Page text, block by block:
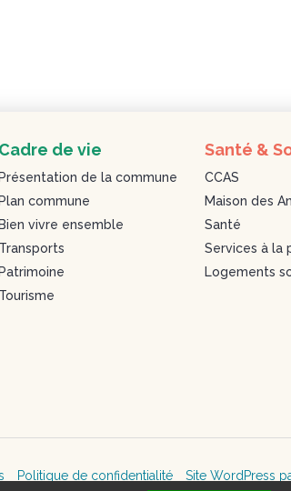
Cadre de vie
Présentation de la commune
Plan commune
Bien vivre ensemble
Transports
Patrimoine
Tourisme
Santé &
CCAS
Maison des
Santé
Services à la
Logements
Politique de confidentialité Site WordPress